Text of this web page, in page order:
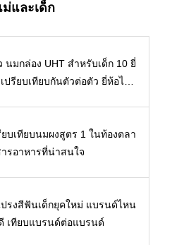
และเด็ก
นมกล่อง UHT สำหรับเด็ก 10 ยี่
ปรียบเทียบกันตัวต่อตัว ยี่ห้อไห
ยบเทียบนมผงสูตร 1 ในท้องตลา
รอาหารที่น่าสนใจ
รงสีฟันเด็กยุคใหม่ แบรนด์ไหน
เทียบแบรนด์ต่อแบรนด์